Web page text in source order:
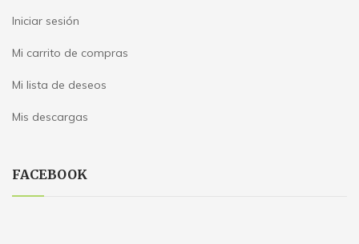
Iniciar sesión
Mi carrito de compras
Mi lista de deseos
Mis descargas
FACEBOOK